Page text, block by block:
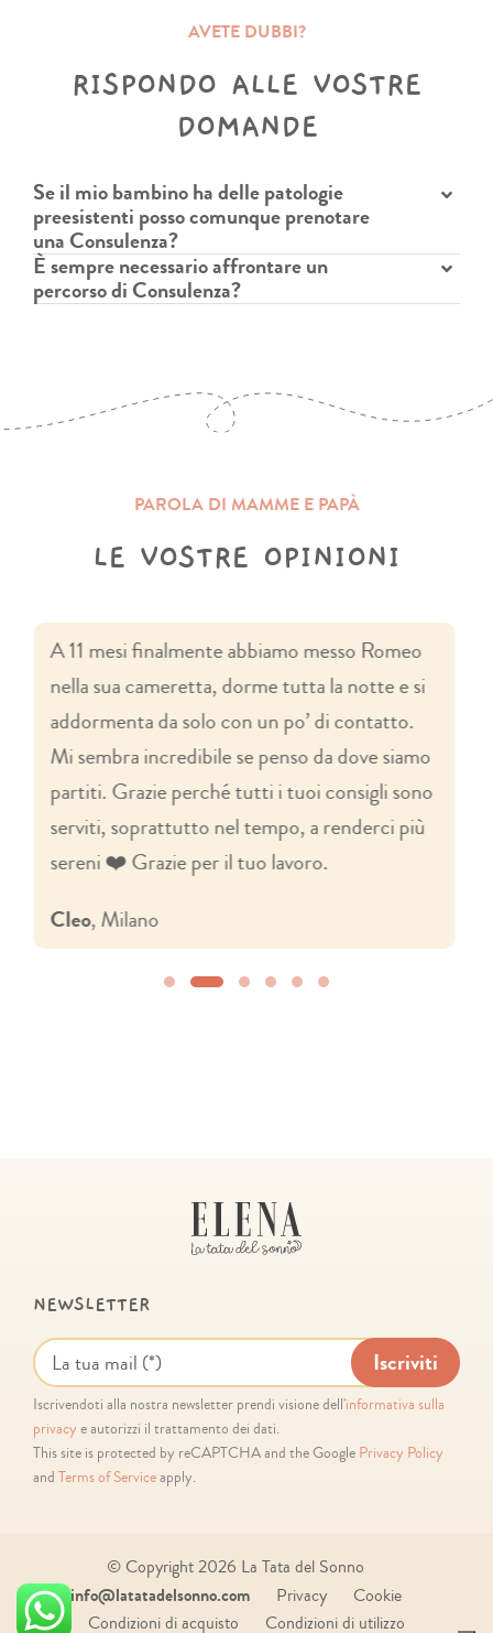
AVETE DUBBI?
RISPONDO ALLE VOSTRE
DOMANDE
Se il mio bambino ha delle patologie
preesistenti posso comunque prenotare
una Consulenza?
È sempre necessario affrontare un
percorso di Consulenza?
PAROLA DI MAMME E PAPÀ
LE VOSTRE OPINIONI
A 11 mesi finalmente abbiamo messo Romeo
nella sua cameretta, dorme tutta la notte e si
addormenta da solo con un po’ di contatto.
Mi sembra incredibile se penso da dove siamo
partiti. Grazie perché tutti i tuoi consigli sono
serviti, soprattutto nel tempo, a renderci più
sereni ❤️ Grazie per il tuo lavoro.
Cleo, Milano
NEWSLETTER
Iscrivendoti alla nostra newsletter prendi visione dell'informativa sulla
privacy e autorizzi il trattamento dei dati.
This site is protected by reCAPTCHA and the Google Privacy Policy
and Terms of Serviceapply.
© Copyright2026 La Tata del Sonno
info@latatadelsonno.com Privacy
Cookie
Condizioni di acquisto
Condizioni di utilizzo